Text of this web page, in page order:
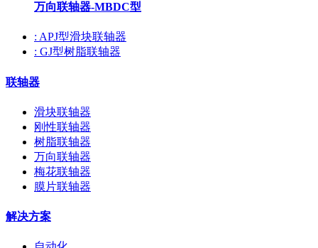
万向联轴器-MBDC型
: APJ型滑块联轴器
: GJ型树脂联轴器
联轴器
滑块联轴器
刚性联轴器
树脂联轴器
万向联轴器
梅花联轴器
膜片联轴器
解决方案